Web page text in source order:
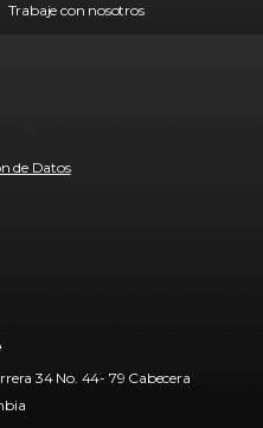
Trabaje con nosotros
de Datos
34 No. 44- 79 Cabecera